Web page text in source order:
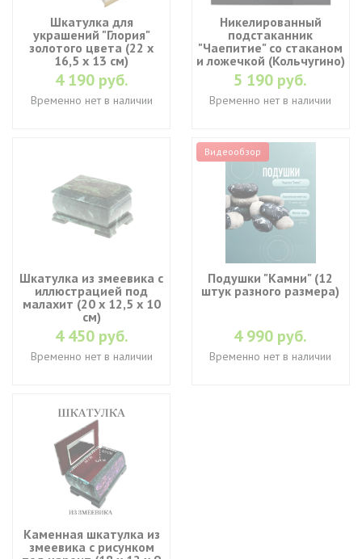
Шкатулка для
украшений "Глория"
золотого цвета (22 х
16,5 х 13 см)
4 190 руб.
Временно нет в наличии
Никелированный
подстаканник
"Чаепитие" со стаканом
и ложечкой (Кольчугино)
5 190 руб.
Временно нет в наличии
Шкатулка из змеевика с
иллюстрацией под
малахит (20 х 12,5 х 10
см)
4 450 руб.
Временно нет в наличии
Видеообзор
Подушки "Камни" (12
штук разного размера)
4 990 руб.
Временно нет в наличии
Каменная шкатулка из
змеевика с рисунком